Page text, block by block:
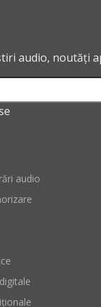
audio, noutăți
audio